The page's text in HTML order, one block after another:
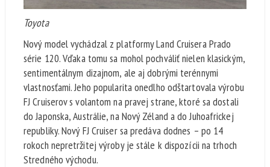
Toyota
Nový model vychádzal z platformy Land Cruisera Prado
série 120. Vďaka tomu sa mohol pochváliť nielen klasickým,
sentimentálnym dizajnom, ale aj dobrými terénnymi
vlastnosťami. Jeho popularita onedlho odštartovala výrobu
FJ Cruiserov s volantom na pravej strane, ktoré sa dostali
do Japonska, Austrálie, na Nový Zéland a do Juhoafrickej
republiky. Nový FJ Cruiser sa predáva dodnes – po 14
rokoch nepretržitej výroby je stále k dispozícii na trhoch
Stredného východu.